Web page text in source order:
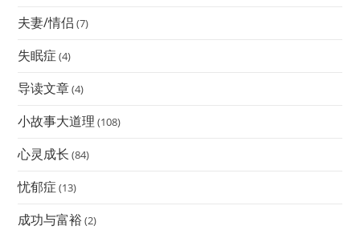
夫妻/情侣 (7)
失眠症 (4)
导读文章(4)
小故事大道理 (108)
心灵成长 (84)
忧郁症 (13)
成功与富裕(2)